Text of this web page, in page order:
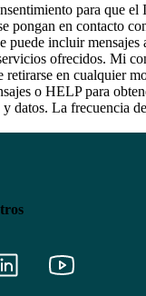
para que el
pongan en contacto
incluir mensajes
ofrecidos. Mi
retirarse en cualquier
o HELP para
datos. La frecuencia